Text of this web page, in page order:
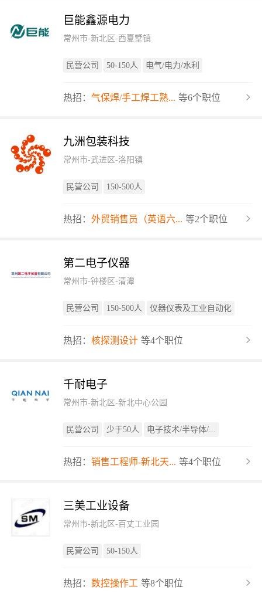
巨能鑫源电力
常州市-新北区-西夏墅镇
民营公司 50-150人 电气/电力/水利
热招： 气保焊/手工焊工熟... 等6个职位
九洲包装科技
常州市-武进区-洛阳镇
民营公司 150-500人
热招： 外贸销售员（英语六... 等2个职位
第二电子仪器
常州市-钟楼区-清潭
民营公司 150-500人 仪器仪表及工业自动化
热招： 核探测设计 等4个职位
千耐电子
常州市-新北区-新北中心公园
民营公司 少于50人 电子技术/半导体/...
热招： 销售工程师-新北天... 等4个职位
三美工业设备
常州市-新北区-百丈工业园
民营公司 50-150人
热招： 数控操作工 等8个职位